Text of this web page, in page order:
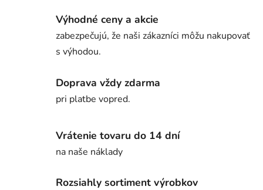
Výhodné ceny a akcie
zabezpečujú, že naši zákazníci môžu nakupovať
s výhodou.
Doprava vždy zdarma
pri platbe vopred.
Vrátenie tovaru do 14 dní
na naše náklady
Rozsiahly sortiment výrobkov